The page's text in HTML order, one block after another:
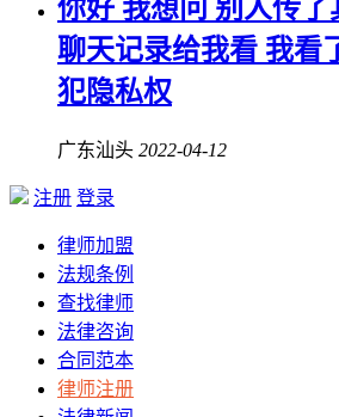
你好 我想问 别人传
聊天记录给我看 我看
犯隐私权
广东汕头 2022-04-12
注册 登录
律师加盟
法规条例
查找律师
法律咨询
合同范本
律师注册